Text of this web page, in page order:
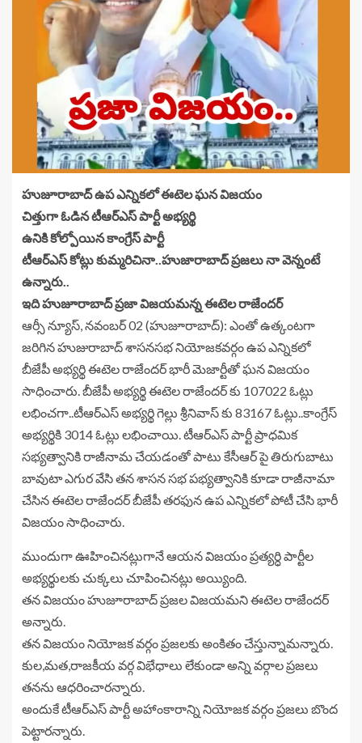
హుజూరాబాద్ ఉప ఎన్నికలో ఈటెల ఘన విజయం
చిత్తుగా ఓడిన టీఆర్ఎస్ పార్టీ అభ్యర్థి
ఉనికి కోల్పోయిన కాంగ్రేస్ పార్టీ
టీఆర్ఎస్ కోట్లు కుమ్మరిచినా..హుజారాబాద్ ప్రజలు నా వెన్నంటే
ఉన్నారు..
ఇది హుజూరాబాద్ ప్రజా విజయమన్న ఈటెల రాజేందర్
ఆర్సీ న్యూస్, నవంబర్ 02 (హుజూరాబాద్): ఎంతో ఉత్కంటగా
జరిగిన హుజురాబాద్ శాసనసభ నియోజకవర్గం ఉప ఎన్నికలో
బీజేపీ అభ్యర్థి ఈటెల రాజేందర్ భారీ మెజార్టీతో ఘన విజయం
సాధించారు. బీజేపీ అభ్యర్థి ఈటెల రాజేందర్ కు 107022 ఓట్లు
లభించగా..టీఆర్ఎస్ అభ్యర్థి గెల్లు శ్రీనివాస్ కు 83167 ఓట్లు..కాంగ్రేస్
అభ్యర్థికి 3014 ఓట్లు లభించాయి. టీఆర్ఎస్ పార్టీ ప్రాధమిక
సభ్యత్వానికి రాజీనామ చేయడంతో పాటు కేసీఆర్ పై తిరుగుబాటు
బావుటా ఎగుర వేసి తన శాసన సభ పభ్యత్వానికి కూడా రాజీనామా
చేసిన ఈటెల రాజేందర్ బీజేపీ తరఫున ఉప ఎన్నికలో పోటీ చేసి భారీ
విజయం సాధించారు.
ముందుగా ఊహించినట్లుగానే ఆయన విజయం ప్రత్యర్ధి పార్టీల
అభ్యర్థులకు చుక్కలు చూపించినట్లు అయ్యింది.
తన విజయం హుజూరాబాద్ ప్రజల విజయమని ఈటెల రాజేందర్
అన్నారు.
తన విజయం నియోజక వర్గం ప్రజలకు అంకితం చేస్తున్నామన్నారు.
కుల,మత,రాజకీయ వర్గ విభేధాలు లేకుండా అన్ని వర్గాల ప్రజలు
తనను ఆధరించారన్నారు.
అందుకే టీఆర్ఎస్ పార్టీ అహాంకారాన్ని నియోజక వర్గం ప్రజలు బొంద
పెట్టారన్నారు.